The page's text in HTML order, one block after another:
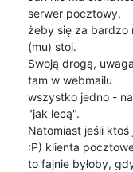
serwer pocztowy,
żeby się za bardzo
(mu) stoi.
Swoją drogą,
tam w webmailu
wszystko jedno -
"jak lecą".
Natomiast jeśli
:P) klienta
to fajnie byłoby,